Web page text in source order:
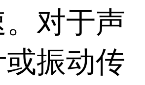
对于声
振动传